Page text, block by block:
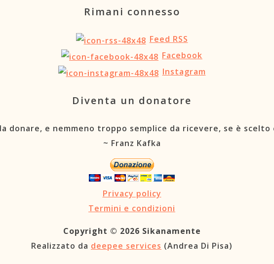
Rimani connesso
Feed RSS
Facebook
Instagram
Diventa un donatore
donare, e nemmeno troppo semplice da ricevere, se è
~ Franz Kafka
Privacy policy
Termini e condizioni
Copyright © 2026 Sikanamente
Realizzato da deepee services (Andrea Di Pisa)